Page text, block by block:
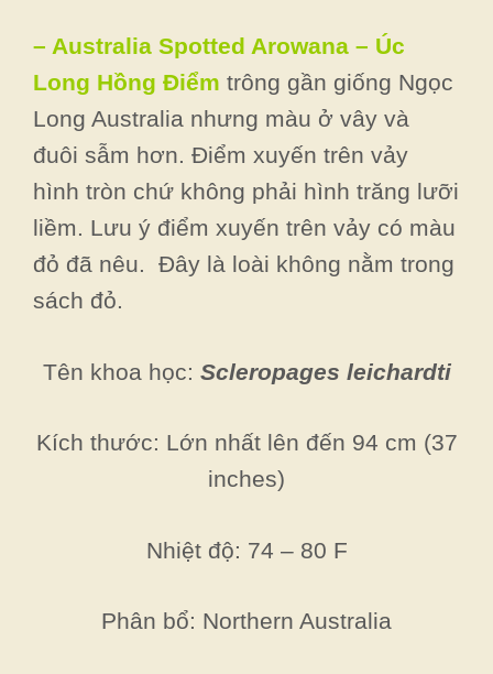
– Australia Spotted Arowana – Úc
Long Hồng Điểm trông gần giống Ngọc
Long Australia nhưng màu ở vây và
đuôi sẫm hơn. Điểm xuyến trên vảy
hình tròn chứ không phải hình trăng lưỡi
liềm. Lưu ý điểm xuyến trên vảy có màu
đỏ đã nêu. Đây là loài không nằm trong
sách đỏ.
Tên khoa học: Scleropages leichardti
Kích thước: Lớn nhất lên đến 94 cm (37
inches)
Nhiệt độ: 74 – 80 F
Phân bổ: Northern Australia